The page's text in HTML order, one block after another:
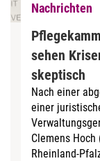
Nachrichten
sehen
skeptisch
Nach einer
einer
Clemens
Rheinland-